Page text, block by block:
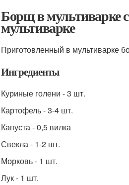
Борщ в мультиварке
мультиварке
Приготовленный в мультиварке
Ингредиенты
Куриные голени - 3 шт.
Картофель - 3-4 шт.
Капуста - 0,5 вилка
Свекла - 1-2 шт.
Морковь - 1 шт.
Лук - 1 шт.